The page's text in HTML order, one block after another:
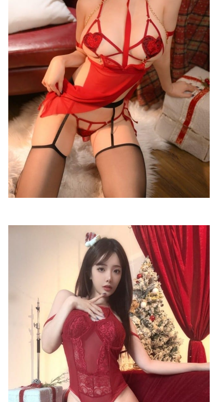
2025-08-29
[Xiuren秀人网]2025.11.20 NO.11011 虞姬无悔
[73P/882.47MB]
2026-06-22
安食Ajiki – NO.04 死之宫环奈[37P-376MB] 2023-01-11